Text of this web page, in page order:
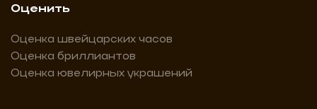
Оценить
Оценка швейцарских часов
Оценка бриллиантов
Оценка ювелирных украшений